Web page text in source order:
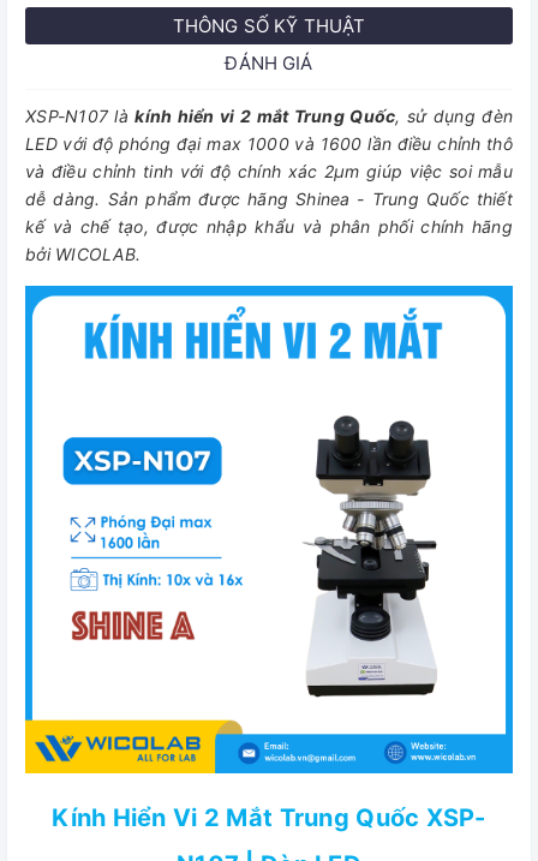
THÔNG SỐ KỸ THUẬT
ĐÁNH GIÁ
XSP-N107 làkính hiển vi 2 mắt Trung Quốc, sử dụng đèn
LED với độ phóng đại max 1000 và 1600 lần điều chỉnh thô
và điều chỉnh tinh với độ chính xác 2μm giúp việc soi mẫu
dễ dàng. Sản phẩm được hãng Shinea - Trung Quốc thiết
kế và chế tạo, được nhập khẩu và phân phối chính hãng
bởi WICOLAB.
Kính Hiển Vi 2 Mắt Trung Quốc XSP-